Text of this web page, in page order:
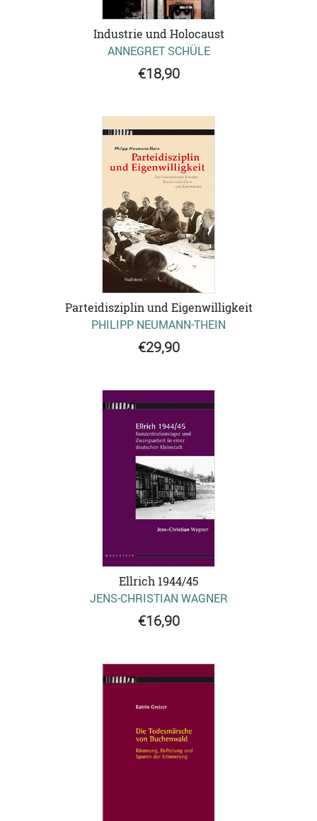
Industrie und Holocaust
ANNEGRET SCHÜLE
€18,90
Parteidisziplin und Eigenwilligkeit
PHILIPP NEUMANN-THEIN
€29,90
Ellrich 1944/45
JENS-CHRISTIAN WAGNER
€16,90